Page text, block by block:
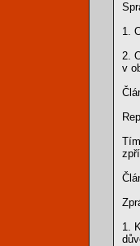
1.
2.
v
1.